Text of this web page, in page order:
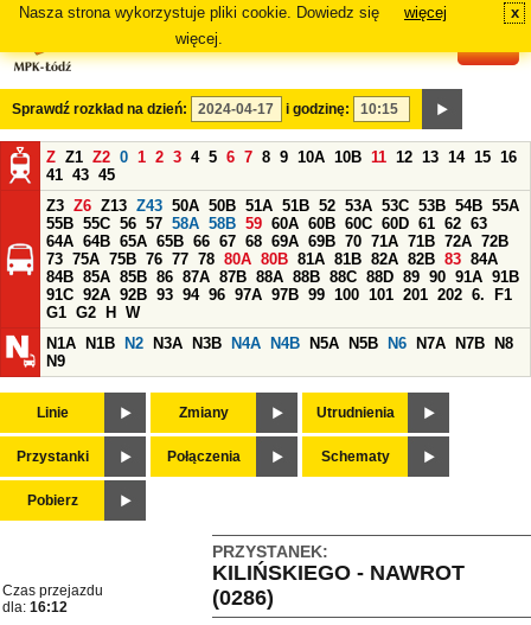
Nasza strona wykorzystuje pliki cookie. Dowiedz się
więcej.
więcej x
Sprawdź rozkład na dzień: i godzinę:
Z Z1 Z2 0 1 2 3 4 5 6 7 8 9 10A 10B 11 12 13 14 15 16
41 43 45
Z3 Z6 Z13 Z43 50A 50B 51A 51B 52 53A 53C 53B 54B 55A
55B 55C 56 57 58A 58B 59 60A 60B 60C 60D 61 62 63
64A 64B 65A 65B 66 67 68 69A 69B 70 71A 71B 72A 72B
73 75A 75B 76 77 78 80A 80B 81A 81B 82A 82B 83 84A
84B 85A 85B 86 87A 87B 88A 88B 88C 88D 89 90 91A 91B
91C 92A 92B 93 94 96 97A 97B 99 100 101 201 202 6.
F1
G1 G2 H
W
N1A
N1B N2 N3A N3B N4A N4B N5A N5B N6 N7A N7B
N8
N9
Linie Zmiany Utrudnienia
Przystanki Połączenia Schematy
Pobierz
PRZYSTANEK:
KILIŃSKIEGO - NAWROT
(0286)
Czas przejazdu
dla: 16:12